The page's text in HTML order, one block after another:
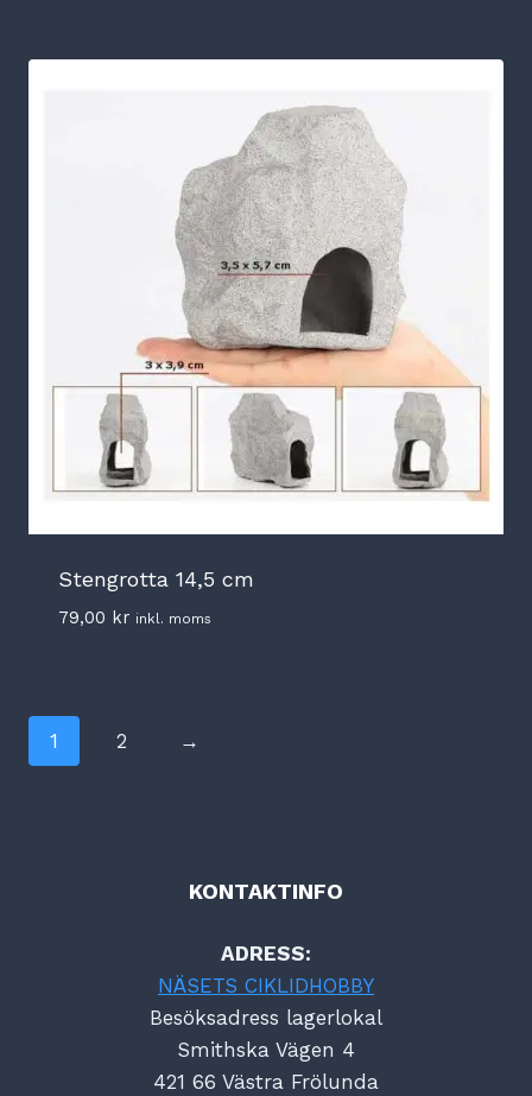
Stengrotta 14,5 cm
79,00 kr inkl. moms
1 2 →
KONTAKTINFO
ADRESS:
NÄSETS CIKLIDHOBBY
Besöksadress lagerlokal
Smithska Vägen 4
421 66 Västra Frölunda